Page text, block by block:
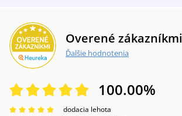
Overené zákazníkmi
Ďalšie hodnotenia
100.00%
dodacia lehota